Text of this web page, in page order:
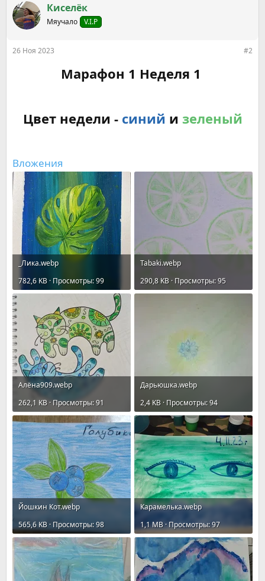
к
ц
и
Киселёк
Мяучало V.I.P
26 Ноя 2023 #2
Марафон 1 Неделя 1
Цвет недели - синий и зеленый
Вложения
_Лика.webp
782,6 KB · Просмотры: 99
Tabaki.webp
290,8 KB · Просмотры: 95
Алёна909.webp
262,1 KB · Просмотры: 91
Дарьюшка.webp
2,4 KB · Просмотры: 94
Йошкин Кот.webp
565,6 KB · Просмотры: 98
Карамелькa.webp
1,1 MB · Просмотры: 97